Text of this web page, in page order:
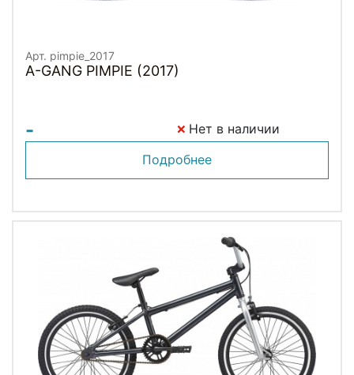
Арт. pimpie_2017
A-GANG PIMPIE (2017)
-
Нет в наличии
Подробнее